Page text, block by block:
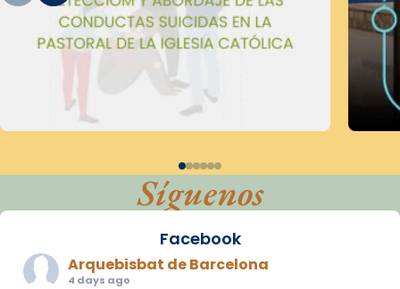
Síguenos
Facebook
Arquebisbat de Barcelona
4 days ago